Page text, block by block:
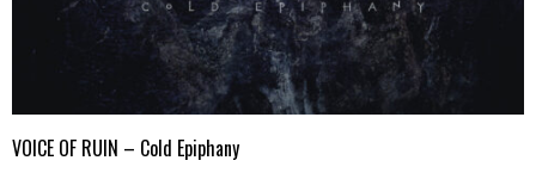
VOICE OF RUIN – Cold Epiphany